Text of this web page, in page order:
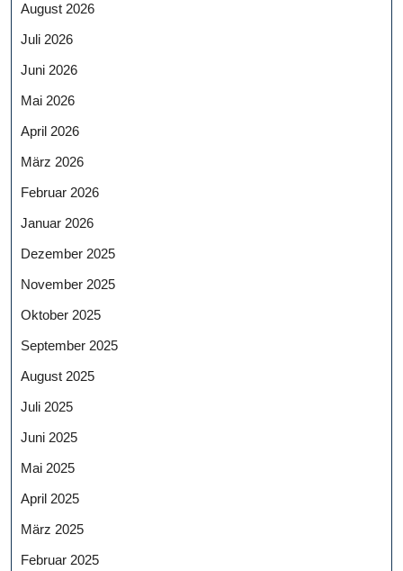
August 2026
Juli 2026
Juni 2026
Mai 2026
April 2026
März 2026
Februar 2026
Januar 2026
Dezember 2025
November 2025
Oktober 2025
September 2025
August 2025
Juli 2025
Juni 2025
Mai 2025
April 2025
März 2025
Februar 2025